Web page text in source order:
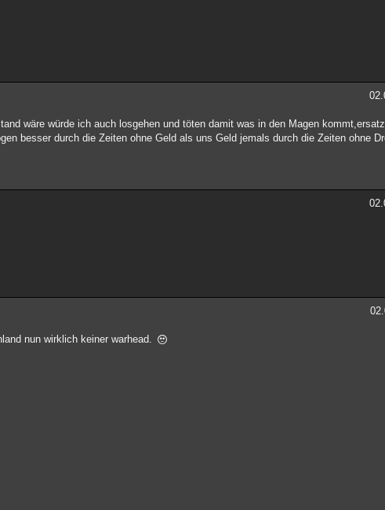
wäre würde ich auch losgehen und töten damit was in den Magen
besser durch die Zeiten ohne Geld als uns Geld jemals durch die Zeiten ohne
nun wirklich keiner warhead.